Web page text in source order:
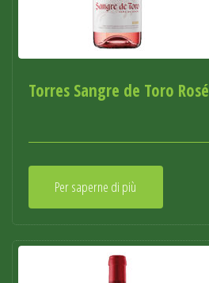
Torres Sangre de Toro Rosé
Per saperne di più